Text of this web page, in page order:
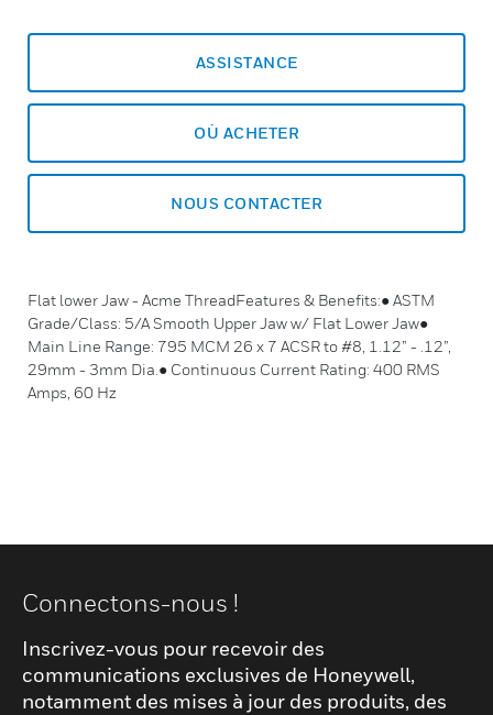
ASSISTANCE
OÙ ACHETER
NOUS CONTACTER
Flat lower Jaw - Acme ThreadFeatures & Benefits:● ASTM
Grade/Class: 5/A Smooth Upper Jaw w/ Flat Lower Jaw●
Main Line Range: 795 MCM 26 x 7 ACSR to #8, 1.12” - .12”,
29mm - 3mm Dia.● Continuous Current Rating: 400 RMS
Amps, 60 Hz
Connectons-nous !
Inscrivez-vous pour recevoir des
communications exclusives de Honeywell,
notamment des mises à jour des produits, des